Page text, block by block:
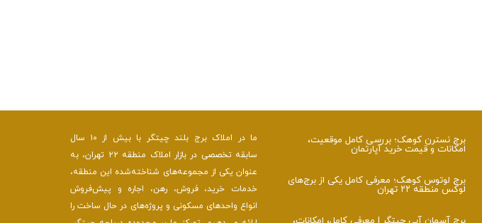
برج نسترن کوهک؛ بررسی کامل موقعیت،
امکانات و قیمت خرید آپارتمان
برج لوتوس کوهک؛ معرفی کامل یکی از برج‌های
لوکس منطقه ۲۲ تهران
ما در املاک برج بلند چیتگر با بیش از ۱۰ سال
سابقه تخصصی در بازار املاک منطقه ۲۲ تهران، به
عنوان یکی از مجموعه‌های شناخته‌شده این منطقه،
خدمات خرید، فروش، رهن، اجاره و پیش‌فروش
انواع واحدهای مسکونی و پروژه‌های در حال ساخت را